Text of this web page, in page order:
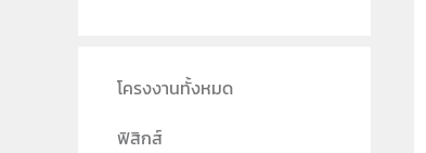
โครงงานทั้งหมด
ฟิสิกส์